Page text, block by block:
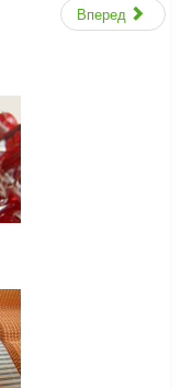
Вперед